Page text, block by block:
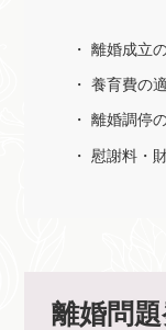
離婚成立
養育費の
離婚調停
慰謝料・
離婚問